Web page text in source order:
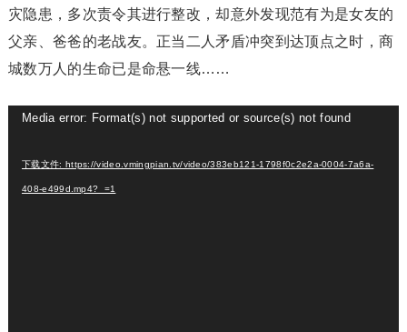
灾隐患，多次责令其进行整改，却意外发现范有为是女友的
父亲、爸爸的老战友。正当二人矛盾冲突到达顶点之时，商
城数万人的生命已是命悬一线……
播
放
Media error: Format(s) not supported or source(s) not found
下载文件: https://video.vmingpian.tv/video/383eb121-1798f0c2e2a-0004-7a6a-
408-e499d.mp4?_=1